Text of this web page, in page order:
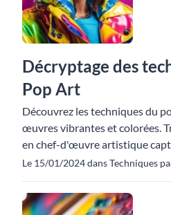
Décryptage des
Pop Art
Découvrez les techniques du
œuvres vibrantes et colorées.
en chef-d'œuvre artistique
Le 15/01/2024 dans Techniques